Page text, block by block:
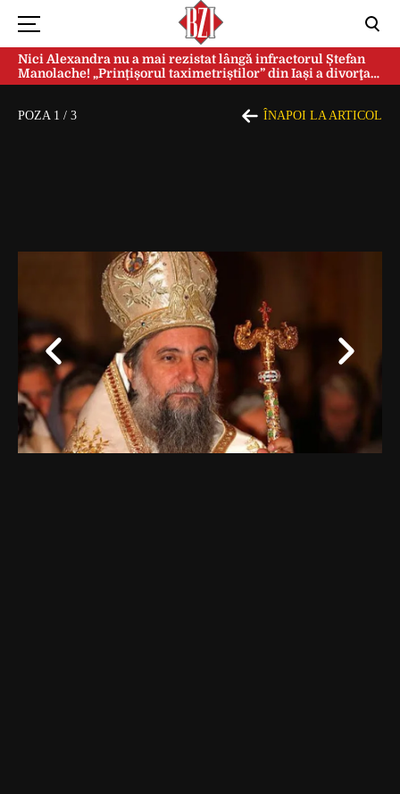
Nici Alexandra nu a mai rezistat lângă infractorul Ștefan
Manolache! „Prințișorul taximetriștilor” din Iași a divorţat
după doi ani de căsnicie
POZA 1 / 3 ÎNAPOI LA ARTICOL